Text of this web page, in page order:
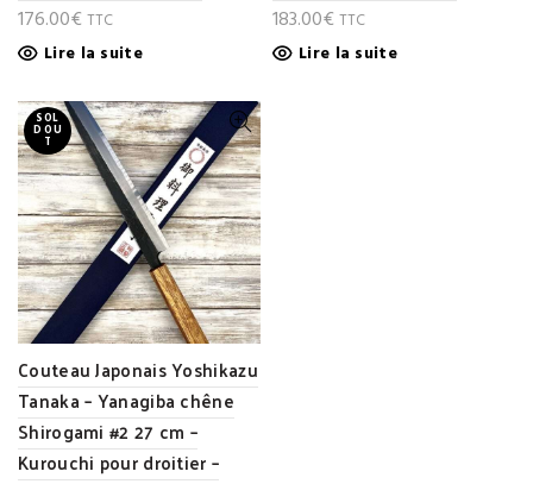
176.00€ TTC
Lire la suite
183.00€ TTC
Lire la suite
SOL
D OU
T
Couteau Japonais Yoshikazu
Tanaka – Yanagiba chêne
Shirogami #2 27 cm –
Kurouchi pour droitier –